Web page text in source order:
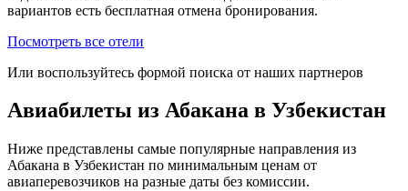
вариантов есть бесплатная отмена бронирования.
Посмотреть все отели
Или воспользуйтесь формой поиска от наших партнеров
Авиабилеты из Абакана в Узбекистан
Ниже представлены самые популярные направления из
Абакана в Узбекистан по минимальным ценам от
авиаперевозчиков на разные даты без комиссии.